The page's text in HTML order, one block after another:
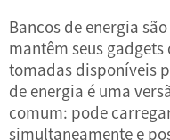
Bancos de energia
mantêm seus
tomadas disponíveis
de energia é uma
comum: pode
simultaneamente e